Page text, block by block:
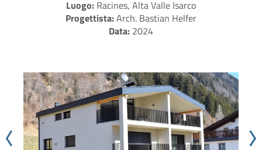
Luogo: Racines, Alta Valle Isarco
Progettista:Arch. Bastian Helfer
Data: 2024